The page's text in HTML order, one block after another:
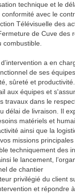
technique et le
avec le
Télévisuelle des
de Cuve des
combustible.
a en
de ses
sûreté et
aux équipes et
travaux dans le
délai de livraison. Il
matériels et
ainsi que la
missions
techniquement des
le lancement,
de chantier
privilégié du client
et répondre